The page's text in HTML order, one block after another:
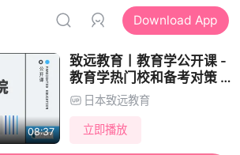
Download App
08:37
致远教育丨教育学公开课 -
教育学热门校和备考对策 |
日本考研
日本致远教育
立即播放